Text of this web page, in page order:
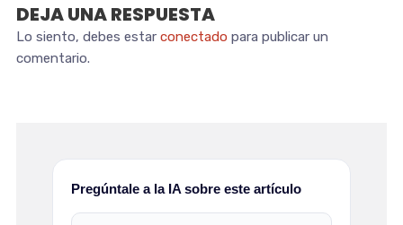
DEJA UNA RESPUESTA
Lo siento, debes estar conectado para publicar un
comentario.
Pregúntale a la IA sobre este artículo